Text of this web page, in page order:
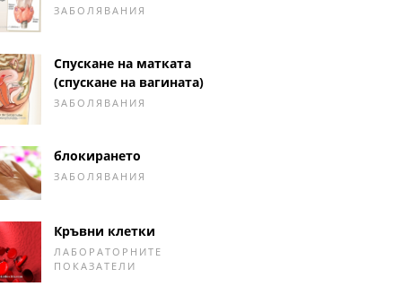
ЗАБОЛЯВАНИЯ
Спускане на матката
(спускане на вагината)
ЗАБОЛЯВАНИЯ
блокирането
ЗАБОЛЯВАНИЯ
Кръвни клетки
ЛАБОРАТОРНИТЕ
ПОКАЗАТЕЛИ